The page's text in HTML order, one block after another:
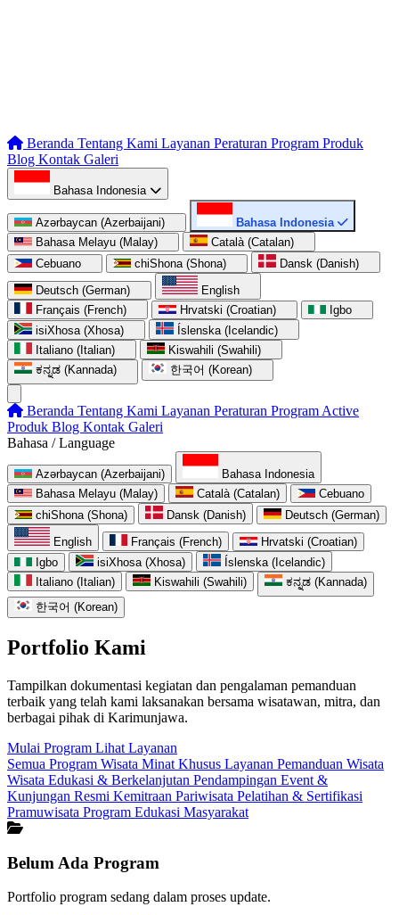
Beranda Tentang Kami Layanan Peraturan Program Produk
Blog Kontak Galeri
Bahasa Indonesia
Azərbaycan (Azerbaijani)
Bahasa Indonesia
Bahasa Melayu (Malay)
Català (Catalan)
Cebuano
chiShona (Shona)
Dansk (Danish)
Deutsch (German)
English
Français (French)
Hrvatski (Croatian)
Igbo
isiXhosa (Xhosa)
Íslenska (Icelandic)
Italiano (Italian)
Kiswahili (Swahili)
ಕನ್ನಡ (Kannada)
한국어 (Korean)
Beranda Tentang Kami Layanan Peraturan Program Active
Produk Blog Kontak Galeri
Bahasa / Language
Azərbaycan (Azerbaijani)
Bahasa Indonesia
Bahasa Melayu (Malay)
Català (Catalan)
Cebuano
chiShona (Shona)
Dansk (Danish)
Deutsch (German)
English
Français (French)
Hrvatski (Croatian)
Igbo
isiXhosa (Xhosa)
Íslenska (Icelandic)
Italiano (Italian)
Kiswahili (Swahili)
ಕನ್ನಡ (Kannada)
한국어 (Korean)
Portfolio Kami
Tampilkan dokumentasi kegiatan dan pengalaman pemanduan
terbaik yang telah kami laksanakan bersama wisatawan, mitra, dan
berbagai pihak di Karimunjawa.
Mulai Program Lihat Layanan
Semua Program Wisata Minat Khusus Layanan Pemanduan Wisata
Wisata Edukasi & Berkelanjutan Pendampingan Event &
Kunjungan Resmi Kemitraan Pariwisata Pelatihan & Sertifikasi
Pramuwisata Program Edukasi Masyarakat
Belum Ada Program
Portfolio program sedang dalam proses update.